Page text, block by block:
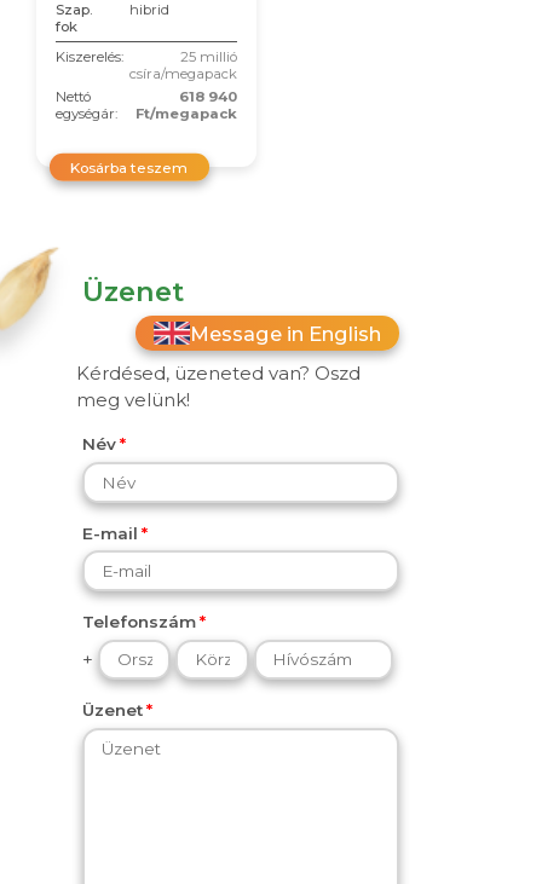
Szap.
fok
hibrid
Kiszerelés:
25 millió
csíra/megapack
Nettó
egységár:
618 940
Ft/megapack
Kosárba teszem
Üzenet
Message in English
Kérdésed, üzeneted van? Oszd
meg velünk!
Név
E-mail
Telefonszám
+
Üzenet